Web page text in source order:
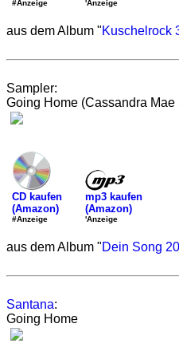
#Anzeige 'Anzeige
aus dem Album "Kuschelrock
Sampler:
Going Home (Cassandra
CD kaufen
(Amazon)
#Anzeige
mp3 kaufen
(Amazon)
'Anzeige
aus dem Album "Dein Song
Santana:
Going Home